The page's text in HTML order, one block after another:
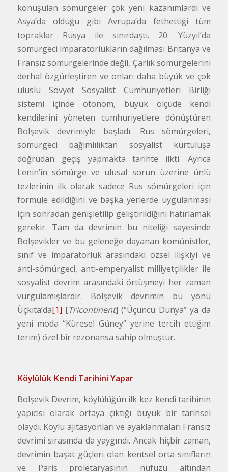
konuşulan sömürgeler çok yeni kazanımlardı ve
Asya’da olduğu gibi Avrupa’da fethettiği tüm
topraklar Rusya ile sınırdaştı. 20. Yüzyıl’da
sömürgeci imparatorlukların dağılması Britanya ve
Fransız sömürgelerinde değil, Çarlık sömürgelerini
derhal özgürleştiren ve onları daha büyük ve çok
uluslu Sovyet Sosyalist Cumhuriyetleri Birliği
sistemi içinde otonom, büyük ölçüde kendi
kendilerini yöneten cumhuriyetlere dönüştüren
Bolşevik devrimiyle başladı. Rus sömürgeleri,
sömürgeci bağımlılıktan sosyalist kurtuluşa
doğrudan geçiş yapmakta tarihte ilkti. Ayrıca
Lenin’in sömürge ve ulusal sorun üzerine ünlü
tezlerinin ilk olarak sadece Rus sömürgeleri için
formüle edildiğini ve başka yerlerde uygulanması
için sonradan genişletilip geliştirildiğini hatırlamak
gerekir. Tam da devrimin bu niteliği sayesinde
Bolşevikler ve bu geleneğe dayanan komünistler,
sınıf ve imparatorluk arasındaki özsel ilişkiyi ve
anti-sömürgeci, anti-emperyalist milliyetçilikler ile
sosyalist devrim arasındaki örtüşmeyi her zaman
vurgulamışlardır. Bolşevik devrimin bu yönü
Üçkıta’da[1] [Tricontinent] (“Üçüncü Dünya” ya da
yeni moda “Küresel Güney” yerine tercih ettiğim
terim) özel bir rezonansa sahip olmuştur.
Köylülük Kendi Tarihini Yapar
Bolşevik Devrim, köylülüğün ilk kez kendi tarihinin
yapıcısı olarak ortaya çıktığı büyük bir tarihsel
olaydı. Köylü ajitasyonları ve ayaklanmaları Fransız
devrimi sırasında da yaygındı. Ancak hiçbir zaman,
devrimin başat güçleri olan kentsel orta sınıfların
ve Paris proletaryasının nüfuzu altından